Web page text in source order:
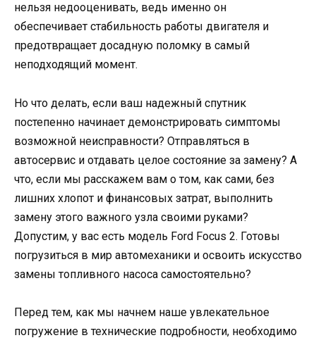
нельзя недооценивать, ведь именно он
обеспечивает стабильность работы двигателя и
предотвращает досадную поломку в самый
неподходящий момент.
Но что делать, если ваш надежный спутник
постепенно начинает демонстрировать симптомы
возможной неисправности? Отправляться в
автосервис и отдавать целое состояние за замену? А
что, если мы расскажем вам о том, как сами, без
лишних хлопот и финансовых затрат, выполнить
замену этого важного узла своими руками?
Допустим, у вас есть модель Ford Focus 2. Готовы
погрузиться в мир автомеханики и освоить искусство
замены топливного насоса самостоятельно?
Перед тем, как мы начнем наше увлекательное
погружение в технические подробности, необходимо